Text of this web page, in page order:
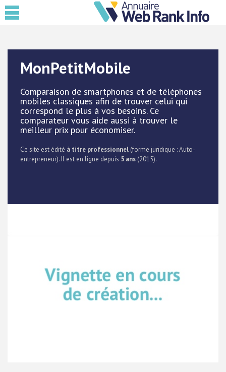
MonPetitMobile
Comparaison de smartphones et de téléphones
mobiles classiques afin de trouver celui qui
correspond le plus à vos besoins. Ce
comparateur vous aide aussi à trouver le
meilleur prix pour économiser.
Ce site est édité à titre professionnel (forme juridique : Auto-
entrepreneur). Il est en ligne depuis 5 ans (2015).